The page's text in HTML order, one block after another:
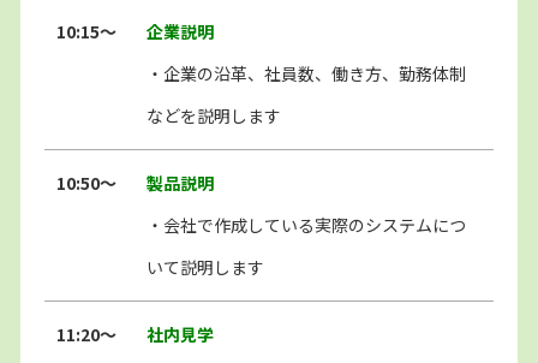
10:15〜
企業説明
・企業の沿革、社員数、働き方、勤務体制
などを説明します
10:50〜
製品説明
・会社で作成している実際のシステムにつ
いて説明します
11:20〜 社内見学